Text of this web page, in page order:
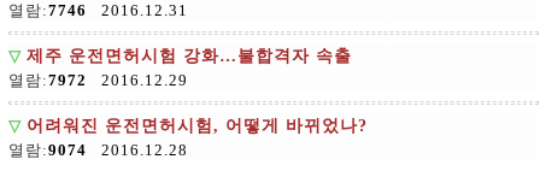
열람:7746 2016.12.31
▽ 제주 운전면허시험 강화…불합격자 속출
열람:7972 2016.12.29
▽ 어려워진 운전면허시험, 어떻게 바뀌었나?
열람:9074 2016.12.28